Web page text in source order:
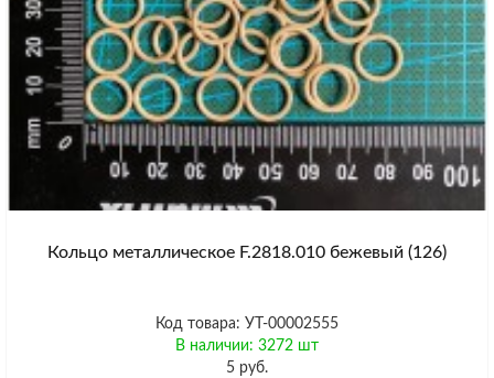
Кольцо металлическое F.2818.010 бежевый (126)
Код товара: УТ-00002555
В наличии: 3272 шт
5 руб.